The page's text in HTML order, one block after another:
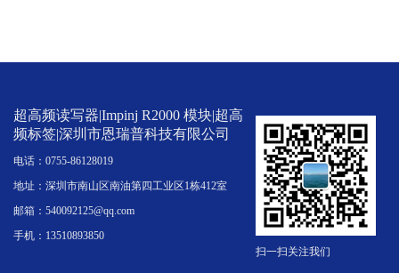
超高频读写器|Impinj R2000 模块|超高
频标签|深圳市恩瑞普科技有限公司
电话：0755-86128019
地址：深圳市南山区南油第四工业区1栋412室
邮箱：540092125@qq.com
手机：13510893850
扫一扫关注我们